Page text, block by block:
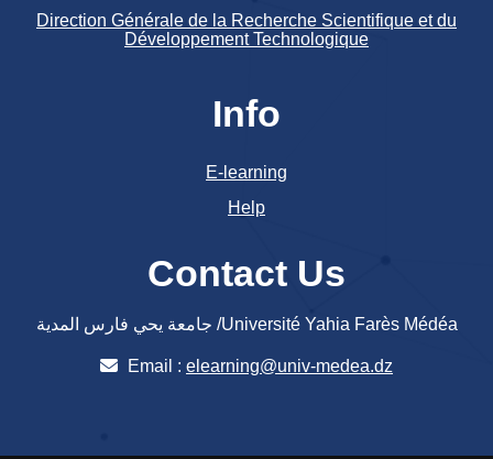
Direction Générale de la Recherche Scientifique et du
Développement Technologique
Info
E-learning
Help
Contact Us
جامعة يحي فارس المدية /Université Yahia Farès Médéa
Email : elearning@univ-medea.dz